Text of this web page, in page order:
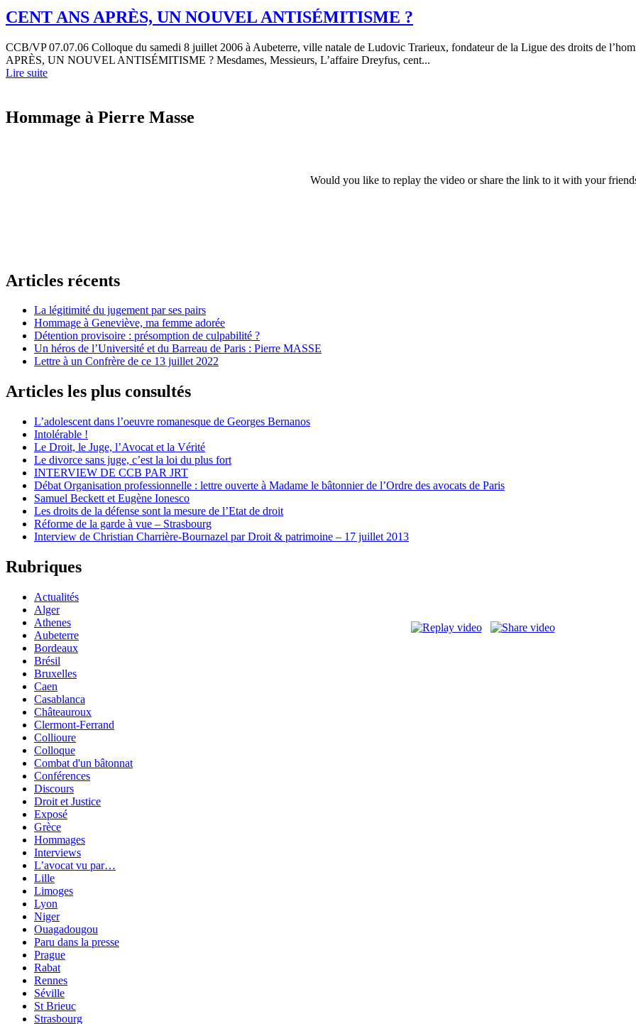
CENT ANS APRÈS, UN NOUVEL ANTISÉMITISME ?
CCB/VP 07.07.06 Colloque du samedi 8 juillet 2006 à Aubeterre, ville natale de Ludovic Trarieux, fondateur de la Ligue des droits de
APRÈS, UN NOUVEL ANTISÉMITISME ? Mesdames, Messieurs, L’affaire Dreyfus, cent...
Lire suite
Hommage à Pierre Masse
Would you like to replay the video or share the link to it with your
Articles récents
La légitimité du jugement par ses pairs
Hommage à Geneviève, ma femme adorée
Détention provisoire : présomption de culpabilité ?
Un héros de l’Université et du Barreau de Paris : Pierre MASSE
Lettre à un Confrère de ce 13 juillet 2022
Articles les plus consultés
L’adolescent dans l’oeuvre romanesque de Georges Bernanos
Intolérable !
Le Droit, le Juge, l’Avocat et la Vérité
Le divorce sans juge, c’est la loi du plus fort
INTERVIEW DE CCB PAR JRT
Débat Organisation professionnelle : lettre ouverte à Madame le bâtonnier de l’Ordre des avocats de Paris
Samuel Beckett et Eugène Ionesco
Les droits de la défense sont la mesure de l’Etat de droit
Réforme de la garde à vue – Strasbourg
Interview de Christian Charrière-Bournazel par Droit & patrimoine – 17 juillet 2013
Rubriques
Actualités
Alger
Athenes
Aubeterre
Bordeaux
Brésil
Bruxelles
Caen
Casablanca
Châteauroux
Clermont-Ferrand
Collioure
Colloque
Combat d'un bâtonnat
Conférences
Discours
Droit et Justice
Exposé
Grèce
Hommages
Interviews
L’avocat vu par…
Lille
Limoges
Lyon
Niger
Ouagadougou
Paru dans la presse
Prague
Rabat
Rennes
Séville
St Brieuc
Strasbourg